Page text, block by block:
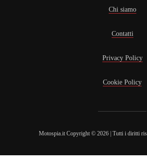
Chi siamo
Contatti
Privacy Policy
Cookie Policy
Motospia.it Copyright © 2026 | Tutti i diritti